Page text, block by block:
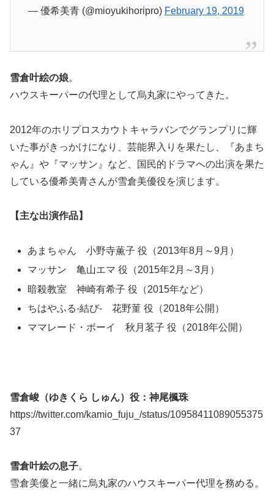
— 優希美青 (@mioyukihoripro) February 19, 2019
雪倉叶絵の娘。
ハウスキーパーの代理として烏丸家にやってきた。
2012年のホリプロスカウトキャラバンでグランプリに輝
いた事がきっかけになり、芸能界入りを果たし、『あまち
ゃん』や『マッサン』など、国民的ドラマへの出演を果た
している優希美青さんが雪倉美優役を演じます。
【主な出演作品】
あまちゃん 小野寺薫子 役（2013年8月～9月）
マッサン 亀山エマ 役（2015年2月～3月）
暗殺教室 神崎有希子 役（2015年など）
ちはやふる-結び- 花野菫 役（2018年公開）
ママレード・ボーイ 秋月茗子 役（2018年公開）
雪倉峻（ゆきくら しゅん）役：神尾楓珠
https://twitter.com/kamio_fuju_/status/10958411089055375
37
雪倉叶絵の息子。
雪倉美優と一緒に烏丸家のハウスキーパー代理を務める。